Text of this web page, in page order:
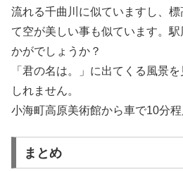
流れる千曲川に似ていますし、
て空が美しい事も似ています。
かがでしょうか？
「君の名は。」に出てくる風景
しれません。
小海町高原美術館から車で10分程
まとめ